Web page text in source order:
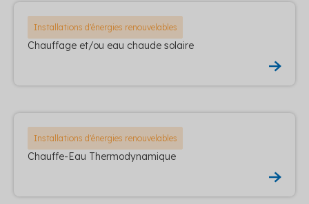
Installations d'énergies renouvelables
Chauffage et/ou eau chaude solaire
Installations d'énergies renouvelables
Chauffe-Eau Thermodynamique